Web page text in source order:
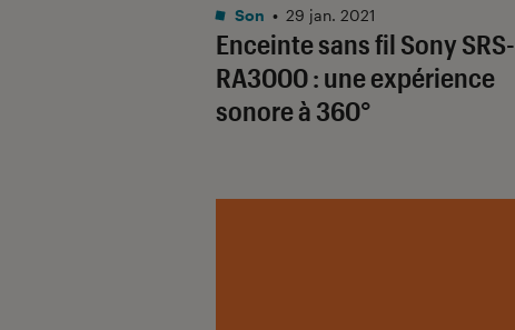
Enceinte sans fil Sony SRS-
RA3000 : une expérience
sonore à 360°
Son • 29 jan. 2021